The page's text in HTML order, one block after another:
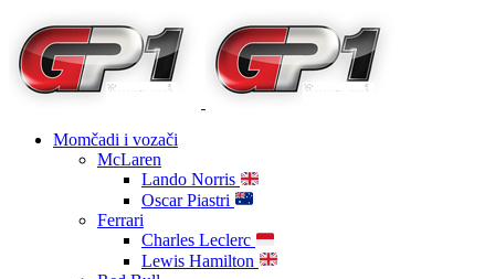
Momčadi i vozači
McLaren
Lando Norris
Oscar Piastri
Ferrari
Charles Leclerc
Lewis Hamilton